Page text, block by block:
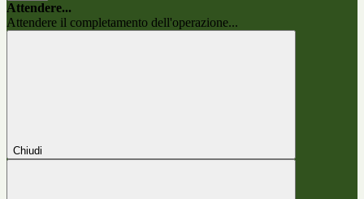
Attendere...
Attendere il completamento dell'operazione...
Chiudi